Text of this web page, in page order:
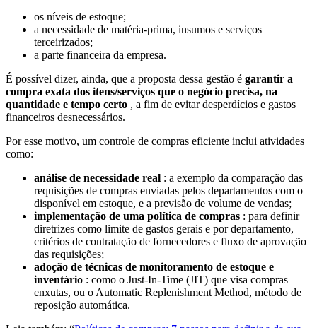
os níveis de estoque;
a necessidade de matéria-prima, insumos e serviços
terceirizados;
a parte financeira da empresa.
É possível dizer, ainda, que a proposta dessa gestão é garantir a
compra exata dos itens/serviços que o negócio precisa, na
quantidade e tempo certo , a fim de evitar desperdícios e gastos
financeiros desnecessários.
Por esse motivo, um controle de compras eficiente inclui atividades
como:
análise de necessidade real : a exemplo da comparação das
requisições de compras enviadas pelos departamentos com o
disponível em estoque, e a previsão de volume de vendas;
implementação de uma política de compras : para definir
diretrizes como limite de gastos gerais e por departamento,
critérios de contratação de fornecedores e fluxo de aprovação
das requisições;
adoção de técnicas de monitoramento de estoque e
inventário : como o Just-In-Time (JIT) que visa compras
enxutas, ou o Automatic Replenishment Method, método de
reposição automática.